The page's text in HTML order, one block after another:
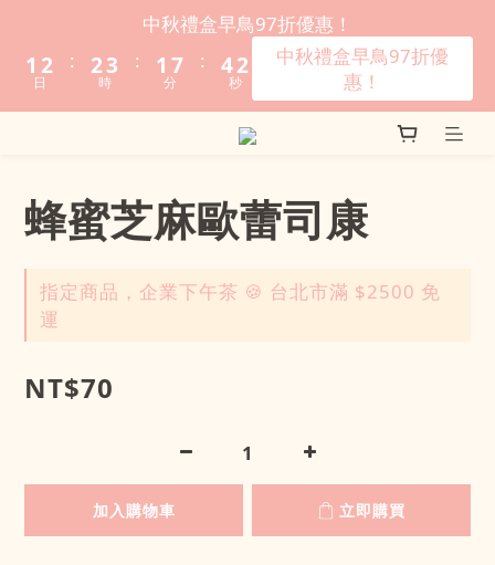
中秋禮盒早鳥97折優惠！
1
0
2
1
日
:
2
1
3
2
時
:
2
1
0
8
7
6
2
1
分
:
5
4
3
3
2
1
0
秒
中秋禮盒早鳥97折優
惠！
蜂蜜芝麻歐蕾司康
指定商品，企業下午茶 🍪 台北市滿 $2500 免
運
NT$70
加入購物車 立即購買